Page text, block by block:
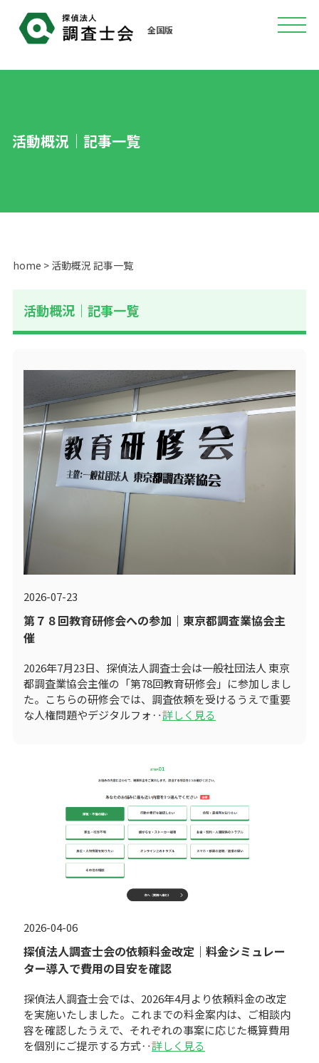
全国版
活動概況｜記事一覧
home > 活動概況 記事一覧
活動概況｜記事一覧
2026-07-23
第７８回教育研修会への参加｜東京都調査業協会主
催
2026年7月23日、探偵法人調査士会は一般社団法人 東京
都調査業協会主催の「第78回教育研修会」に参加しまし
た。こちらの研修会では、調査依頼を受けるうえで重要
な人権問題やデジタルフォ‥詳しく見る
2026-04-06
探偵法人調査士会の依頼料金改定｜料金シミュレー
ター導入で費用の目安を確認
探偵法人調査士会では、2026年4月より依頼料金の改定
を実施いたしました。これまでの料金案内は、ご相談内
容を確認したうえで、それぞれの事案に応じた概算費用
を個別にご提示する方式‥詳しく見る